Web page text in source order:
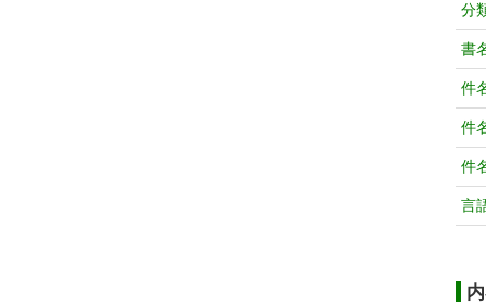
分
書
件
件
件
言